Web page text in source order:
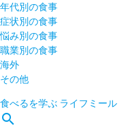
年代別の食事
症状別の食事
悩み別の食事
職業別の食事
海外
その他
食べるを学ぶ ライフミール
search